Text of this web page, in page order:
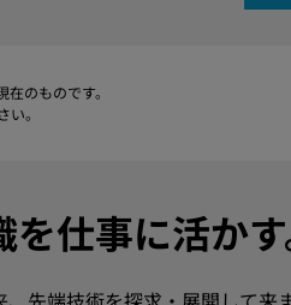
のものです。
。
仕事に活かす